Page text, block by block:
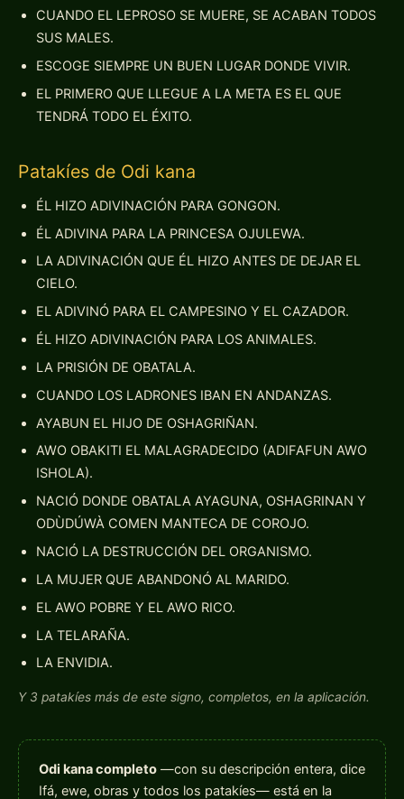
CUANDO EL LEPROSO SE MUERE, SE ACABAN TODOS
SUS MALES.
ESCOGE SIEMPRE UN BUEN LUGAR DONDE VIVIR.
EL PRIMERO QUE LLEGUE A LA META ES EL QUE
TENDRÁ TODO EL ÉXITO.
Patakíes de Odi kana
ÉL HIZO ADIVINACIÓN PARA GONGON.
ÉL ADIVINA PARA LA PRINCESA OJULEWA.
LA ADIVINACIÓN QUE ÉL HIZO ANTES DE DEJAR EL
CIELO.
EL ADIVINÓ PARA EL CAMPESINO Y EL CAZADOR.
ÉL HIZO ADIVINACIÓN PARA LOS ANIMALES.
LA PRISIÓN DE OBATALA.
CUANDO LOS LADRONES IBAN EN ANDANZAS.
AYABUN EL HIJO DE OSHAGRIÑAN.
AWO OBAKITI EL MALAGRADECIDO (ADIFAFUN AWO
ISHOLA).
NACIÓ DONDE OBATALA AYAGUNA, OSHAGRINAN Y
ODÙDÚWÀ COMEN MANTECA DE COROJO.
NACIÓ LA DESTRUCCIÓN DEL ORGANISMO.
LA MUJER QUE ABANDONÓ AL MARIDO.
EL AWO POBRE Y EL AWO RICO.
LA TELARAÑA.
LA ENVIDIA.
Y 3 patakíes más de este signo, completos, en la aplicación.
Odi kana completo—con su descripción entera, dice
Ifá, ewe, obras y todos los patakíes— está en la